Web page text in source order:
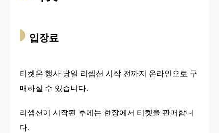
입장료
티켓은 행사 당일 리셉션 시작 전까지 온라인으로 구
매하실 수 있습니다.
리셉션이 시작된 후에는 현장에서 티켓을 판매합니
다.